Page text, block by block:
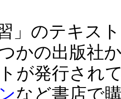
」のテキスト
かの出版社
が発行され
など書店で